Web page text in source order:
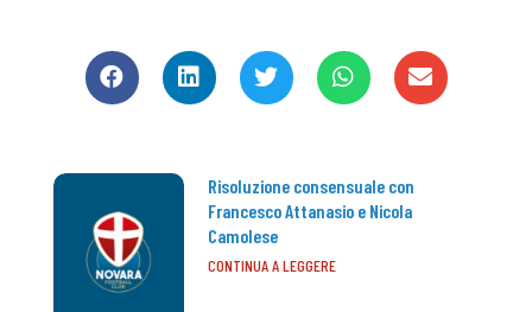
Risoluzione consensuale con
Francesco Attanasio e Nicola
Camolese
CONTINUA A LEGGERE